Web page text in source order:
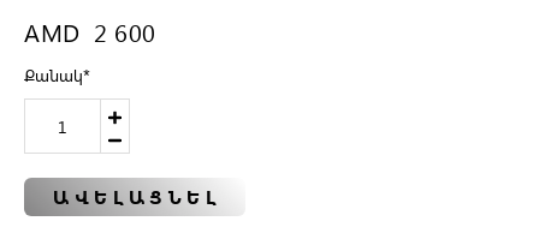
AMD 2 600
Քանակ*
ԱՎԵԼԱՑՆԵԼ